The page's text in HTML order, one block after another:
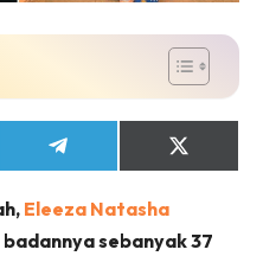
Share
on
Share
on
Eleeza Natasha
sebanyak 37